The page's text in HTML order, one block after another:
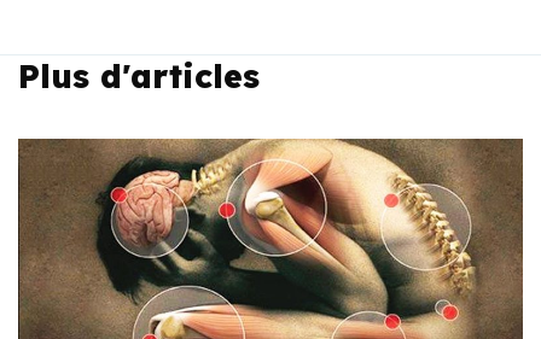
Plus d'articles